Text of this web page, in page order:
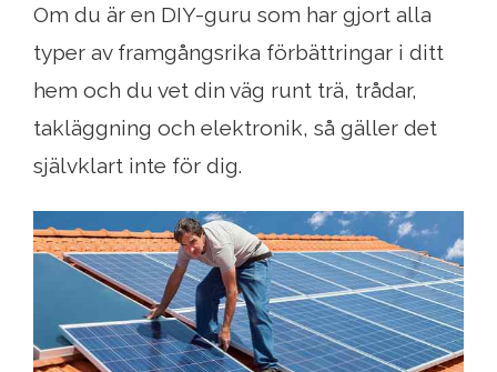
Om du är en DIY-guru som har gjort alla
typer av framgångsrika förbättringar i ditt
hem och du vet din väg runt trä, trådar,
takläggning och elektronik, så gäller det
självklart inte för dig.